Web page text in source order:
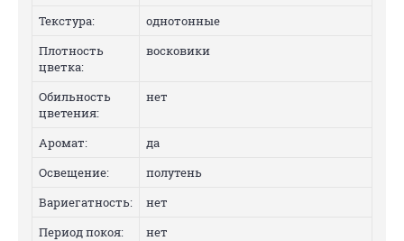
Текстура:
однотонные
Плотность
цветка:
восковики
Обильность
цветения:
нет
Аромат:
да
Освещение:
полутень
Вариегатность:
нет
Период покоя:
нет